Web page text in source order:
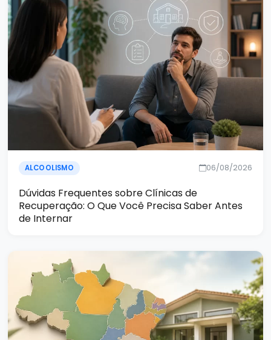
ALCOOLISMO 06/08/2026
Dúvidas Frequentes sobre Clínicas de
Recuperação: O Que Você Precisa Saber Antes
de Internar